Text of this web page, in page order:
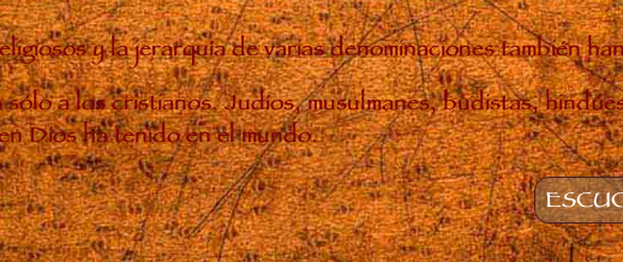
y la jerarquía de varias denominaciones también
sólo a los cristianos. Judíos, musulmanes, budistas,
Dios ha tenido en el mundo.